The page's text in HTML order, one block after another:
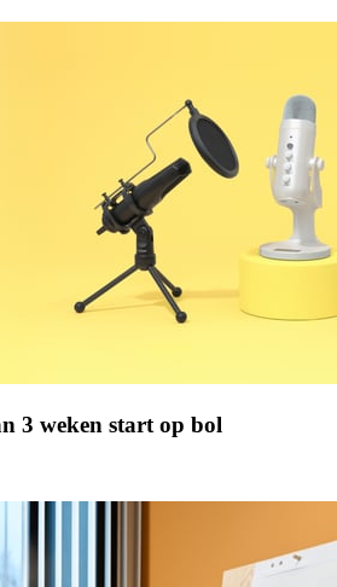
3 weken start op bol